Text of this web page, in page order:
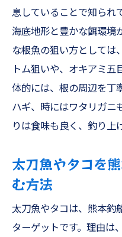
家族釣りでも
遊漁船美羽で
簡単お手軽に始め
熊本釣船で楽
ド
テンヤ釣り初
方
ジ釣り
根魚やヒラメ
息していることで知られ
海底地形と豊かな餌環境
な根魚の狙い方としては
トム狙いや、オキアミ
体的には、根の周辺を丁
ハギ、時にはワタリガニ
りは食味も良く、釣り上
太刀魚やタコを
む方法
太刀魚やタコは、熊本釣
ターゲットです。理由は